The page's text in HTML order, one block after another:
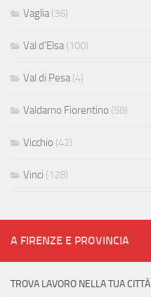
Vaglia(36)
Val d'Elsa(100)
Val di Pesa(4)
Valdarno Fiorentino (58)
Vicchio (42)
Vinci (128)
A FIRENZE E PROVINCIA
TROVA LAVORO NELLA TUA CITTÀ